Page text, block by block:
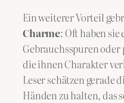
Ein weiterer Vorteil
Charme: Oft haben
Gebrauchsspuren
die ihnen Charakter
Leser schätzen gerade
Händen zu halten, das